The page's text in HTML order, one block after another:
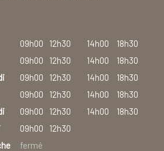
09h00 12h30 14h00
18h30
09h00 12h30 14h00
18h30
09h00 12h30 14h00
18h30
09h00 12h30 14h00
18h30
09h00 12h30 14h00
18h30
09h00
12h30
fermé